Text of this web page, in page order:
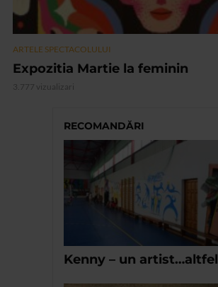
ARTELE SPECTACOLULUI
Expozitia Martie la feminin
3.777 vizualizari
RECOMANDĂRI
Kenny – un artist…altfel